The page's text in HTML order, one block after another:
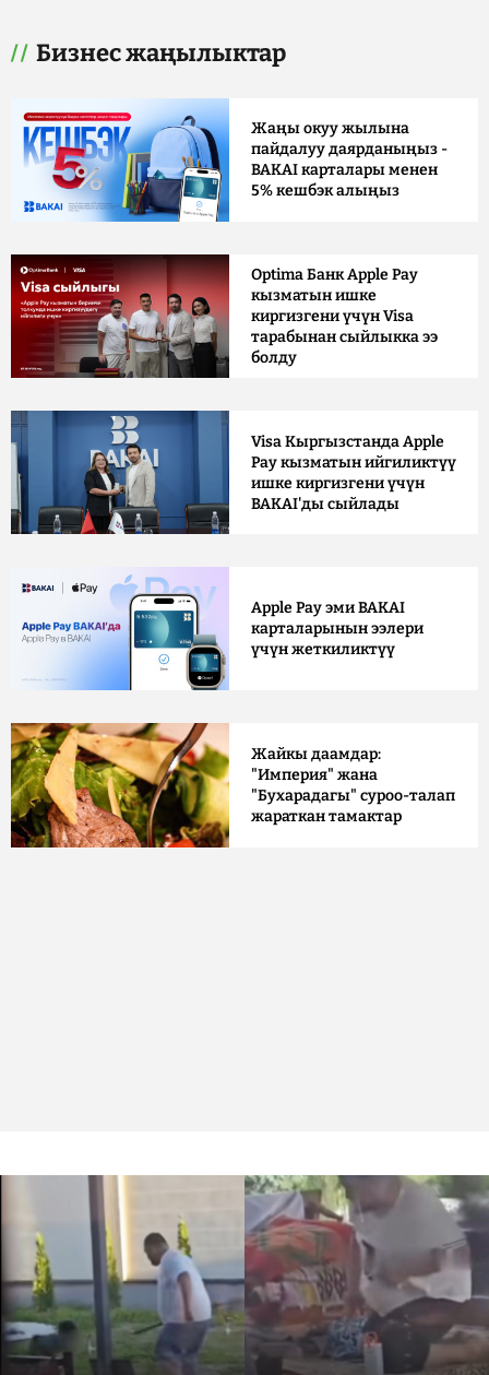
Бизнес жаңылыктар
Жаңы окуу жылына
пайдалуу даярданыңыз -
BAKAI карталары менен
5% кешбэк алыңыз
Optima Банк Apple Pay
кызматын ишке
киргизгени үчүн Visa
тарабынан сыйлыкка ээ
болду
Visa Кыргызстанда Apple
Pay кызматын ийгиликтүү
ишке киргизгени үчүн
BAKAI'ды сыйлады
Apple Pay эми BAKAI
карталарынын ээлери
үчүн жеткиликтүү
Жайкы даамдар:
"Империя" жана
"Бухарадагы" суроо-талап
жараткан тамактар